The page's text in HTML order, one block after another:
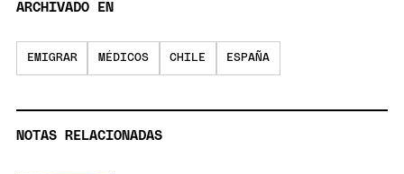
ARCHIVADO EN
EMIGRAR MÉDICOS CHILE ESPAÑA
NOTAS RELACIONADAS